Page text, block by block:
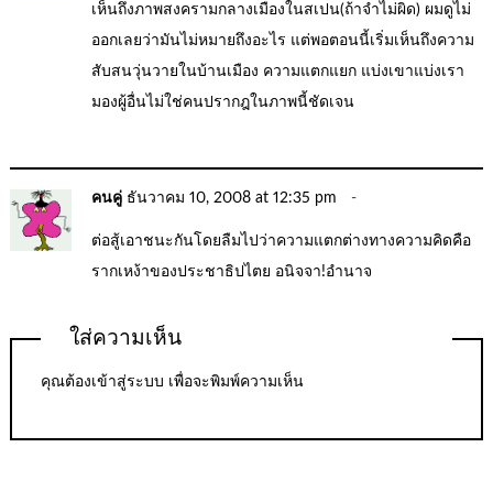
เห็นถึงภาพสงครามกลางเมืองในสเปน(ถ้าจำไม่ผิด) ผมดูไม่
ออกเลยว่ามันไม่หมายถึงอะไร แต่พอตอนนี้เริ่มเห็นถึงความ
สับสนวุ่นวายในบ้านเมือง ความแตกแยก แบ่งเขาแบ่งเรา
มองผู้อื่นไม่ใช่คนปรากฎในภาพนี้ชัดเจน
คนคู่ ธันวาคม 10, 2008 at 12:35 pm
ต่อสู้เอาชนะกันโดยลืมไปว่าความแตกต่างทางความคิดคือ
รากเหง้าของประชาธิปไตย อนิจจา!อำนาจ
ใส่ความเห็น
คุณต้องเข้าสู่ระบบ เพื่อจะพิมพ์ความเห็น